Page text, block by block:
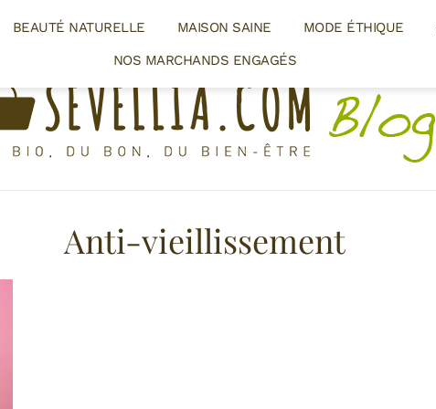
BEAUTÉ NATURELLE MAISON SAINE MODE ÉTHIQUE
NOS MARCHANDS ENGAGÉS
Anti-vieillissement